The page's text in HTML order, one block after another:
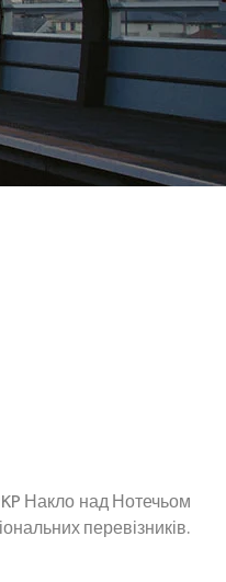
Накло над Нотечьом
перевізників.